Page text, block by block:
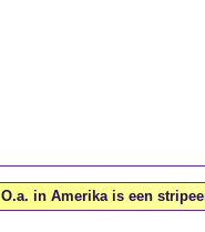
O.a. in Amerika is een